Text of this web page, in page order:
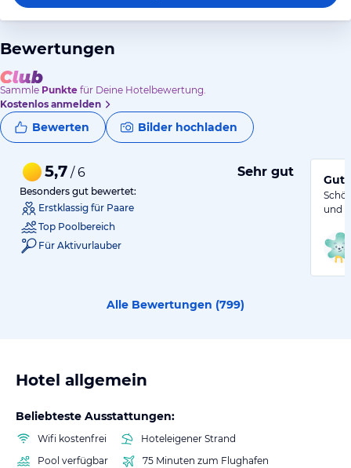
Bewertungen
Sammle Punkte für Deine Hotelbewertung.
Kostenlos anmelden
Bewerten Bilder hochladen
5,7 / 6 Sehr gut
Besonders gut bewertet:
Erstklassig für Paare
Top Poolbereich
Für Aktivurlauber
und
Alle Bewertungen (799)
Hotel allgemein
Beliebteste Ausstattungen:
Wifi kostenfrei
Hoteleigener Strand
Pool verfügbar
75 Minuten zum Flughafen